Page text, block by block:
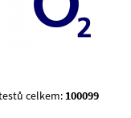
celkem: 100099